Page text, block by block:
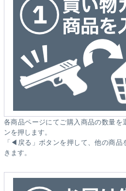
各商品ページにてご購入商品の数量を
ンを押します。
「◀戻る」ボタンを押して、他の商
きます。